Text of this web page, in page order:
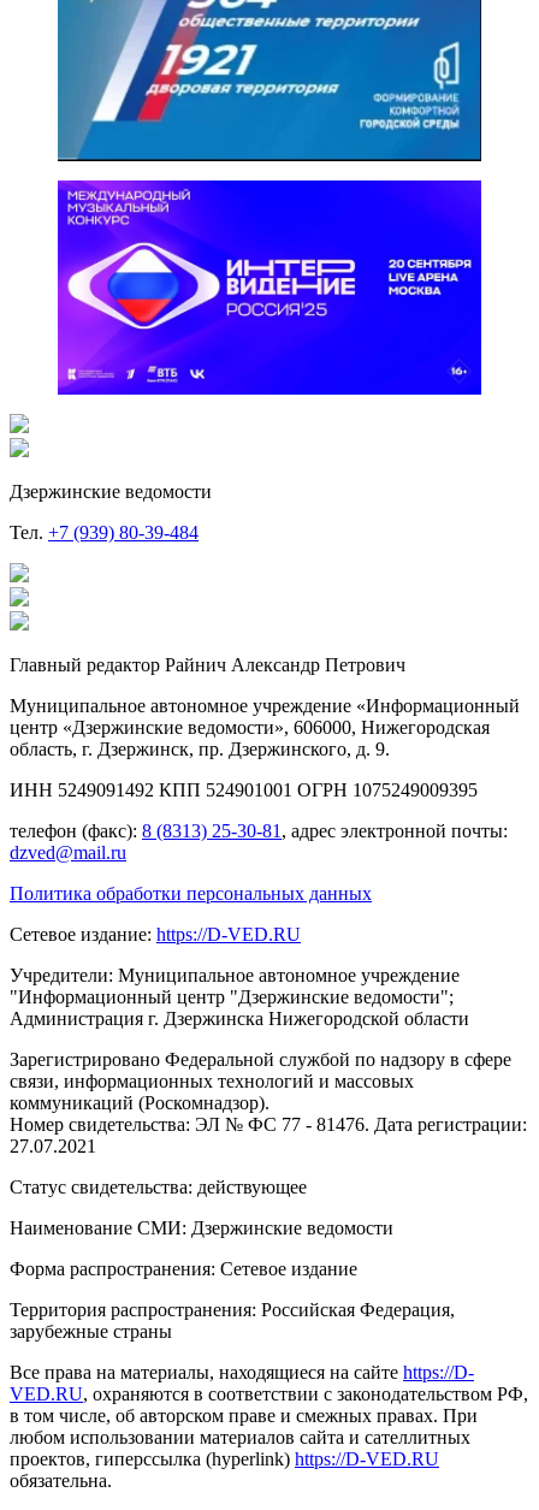
Дзержинские ведомости
Тел. +7 (939) 80-39-484
Главный редактор Райнич Александр Петрович
Муниципальное автономное учреждение «Информационный
центр «Дзержинские ведомости», 606000, Нижегородская
область, г. Дзержинск, пр. Дзержинского, д. 9.
ИНН 5249091492 КПП 524901001 ОГРН 1075249009395
телефон (факс): 8 (8313) 25-30-81 , адрес электронной почты:
dzved@mail.ru
Политика обработки персональных данных
Сетевое издание: https://D-VED.RU
Учредители: Муниципальное автономное учреждение
"Информационный центр "Дзержинские ведомости";
Администрация г. Дзержинска Нижегородской области
Зарегистрировано Федеральной службой по надзору в сфере
связи, информационных технологий и массовых
коммуникаций (Роскомнадзор).
Номер свидетельства: ЭЛ № ФС 77 - 81476. Дата регистрации:
27.07.2021
Статус свидетельства: действующее
Наименование СМИ: Дзержинские ведомости
Форма распространения: Сетевое издание
Территория распространения: Российская Федерация,
зарубежные страны
Все права на материалы, находящиеся на сайте https://D-
VED.RU, охраняются в соответствии с законодательством РФ,
в том числе, об авторском праве и смежных правах. При
любом использовании материалов сайта и сателлитных
проектов, гиперссылка (hyperlink) https://D-VED.RU
обязательна.